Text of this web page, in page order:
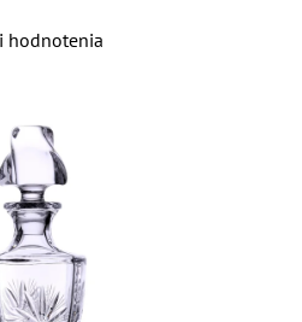
hodnotenia